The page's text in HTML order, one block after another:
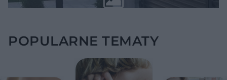
POPULARNE TEMATY